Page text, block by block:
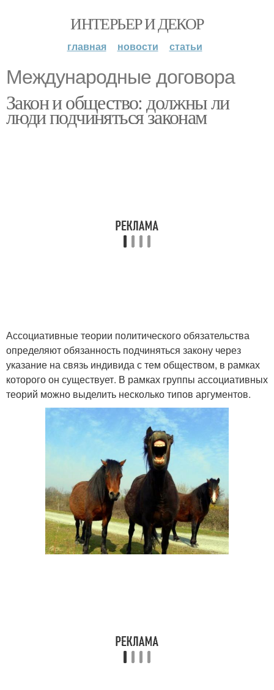
ИНТЕРЬЕР И ДЕКОР
главная новости статьи
Международные договора
Закон и общество: должны ли
люди подчиняться законам
Ассоциативные теории политического обязательства
определяют обязанность подчиняться закону через
указание на связь индивида с тем обществом, в рамках
которого он существует. В рамках группы ассоциативных
теорий можно выделить несколько типов аргументов.